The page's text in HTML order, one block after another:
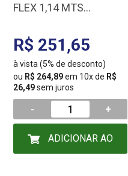
FLEX 1,14 MTS
R$ 251,65
à vista (5% de desconto)
ou R$ 264,89em 10x de R$
26,49sem juros
- +